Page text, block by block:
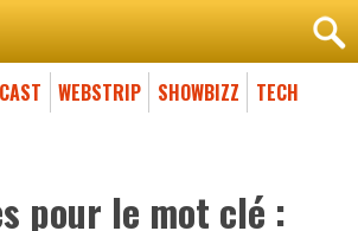
WEBSTRIP SHOWBIZZ TECH
pour le mot clé :